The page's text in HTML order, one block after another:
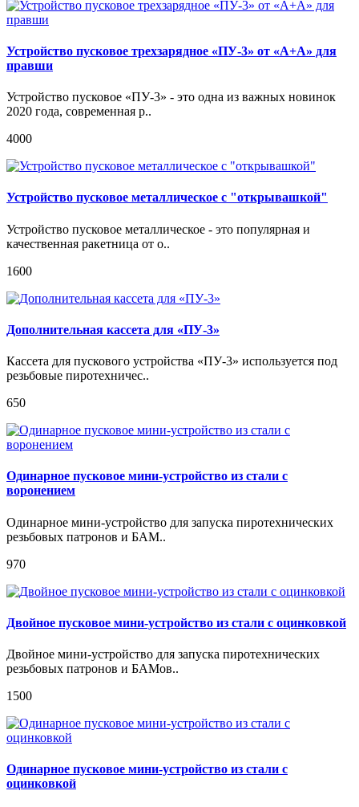
Устройство пусковое трехзарядное «ПУ-3» от «А+А» для
правши
Устройство пусковое «ПУ-3» - это одна из важных новинок
2020 года, современная р..
4000
Устройство пусковое металлическое с "открывашкой"
Устройство пусковое металлическое - это популярная и
качественная ракетница от о..
1600
Дополнительная кассета для «ПУ-3»
Кассета для пускового устройства «ПУ-3» используется под
резьбовые пиротехничес..
650
Одинарное пусковое мини-устройство из стали с
воронением
Одинарное мини-устройство для запуска пиротехнических
резьбовых патронов и БАМ..
970
Двойное пусковое мини-устройство из стали с оцинковкой
Двойное мини-устройство для запуска пиротехнических
резьбовых патронов и БАМов..
1500
Одинарное пусковое мини-устройство из стали с
оцинковкой